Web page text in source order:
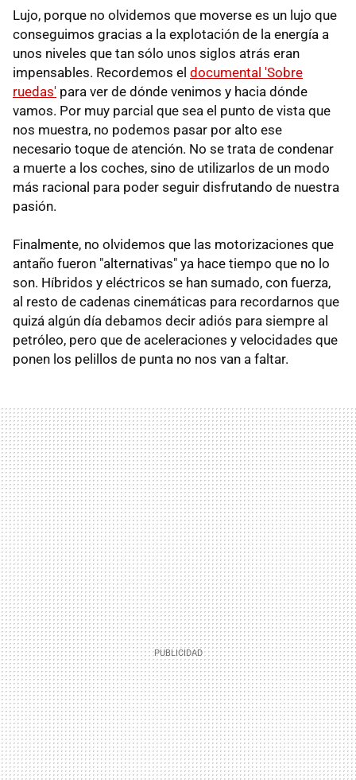
Lujo, porque no olvidemos que moverse es un lujo que
conseguimos gracias a la explotación de la energía a
unos niveles que tan sólo unos siglos atrás eran
impensables. Recordemos el documental 'Sobre
ruedas' para ver de dónde venimos y hacia dónde
vamos. Por muy parcial que sea el punto de vista que
nos muestra, no podemos pasar por alto ese
necesario toque de atención. No se trata de condenar
a muerte a los coches, sino de utilizarlos de un modo
más racional para poder seguir disfrutando de nuestra
pasión.
Finalmente, no olvidemos que las motorizaciones que
antaño fueron "alternativas" ya hace tiempo que no lo
son. Híbridos y eléctricos se han sumado, con fuerza,
al resto de cadenas cinemáticas para recordarnos que
quizá algún día debamos decir adiós para siempre al
petróleo, pero que de aceleraciones y velocidades que
ponen los pelillos de punta no nos van a faltar.